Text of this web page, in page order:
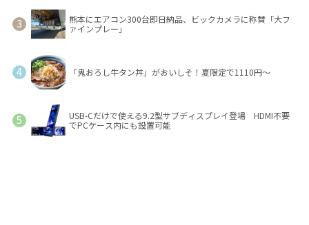
熊本にエアコン300台即日納品、ビックカメラに称賛「大フ
ァインプレー」
「鬼おろし牛タン丼」がおいしそ！夏限定で1110円～
USB-Cだけで使える9.2型サブディスプレイ登場 HDMI不要
でPCケース内にも設置可能